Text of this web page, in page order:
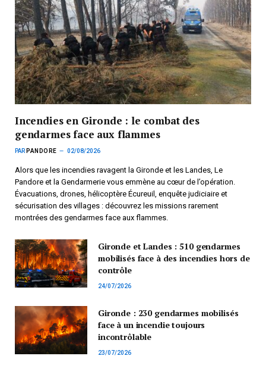
Incendies en Gironde : le combat des
gendarmes face aux flammes
PAR PANDORE 02/08/2026
Alors que les incendies ravagent la Gironde et les Landes, Le
Pandore et la Gendarmerie vous emmène au cœur de l’opération.
Évacuations, drones, hélicoptère Écureuil, enquête judiciaire et
sécurisation des villages : découvrez les missions rarement
montrées des gendarmes face aux flammes.
Gironde et Landes : 510 gendarmes
mobilisés face à des incendies hors de
contrôle
24/07/2026
Gironde : 230 gendarmes mobilisés
face à un incendie toujours
incontrôlable
23/07/2026